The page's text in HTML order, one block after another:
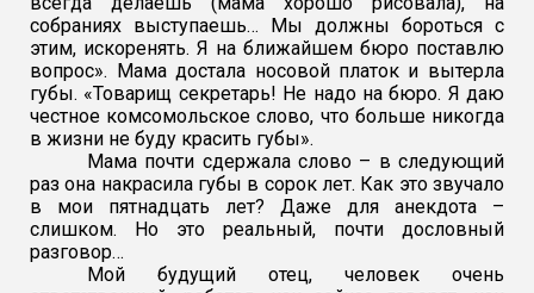
собраниях выступаешь… Мы должны бороться с
этим, искоренять. Я на ближайшем бюро поставлю
вопрос». Мама достала носовой платок и вытерла
губы. «Товарищ секретарь! Не надо на бюро. Я даю
честное комсомольское слово, что больше никогда
в жизни не буду красить губы».
Мама почти сдержала слово – в следующий
раз она накрасила губы в сорок лет. Как это звучало
в мои пятнадцать лет? Даже для анекдота –
слишком. Но это реальный, почти дословный
разговор…
Мой будущий отец, человек очень